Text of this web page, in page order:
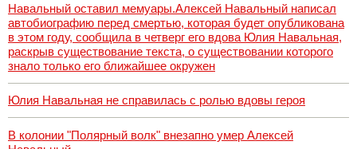
Навальный оставил мемуары.Алексей Навальный написал
автобиографию перед смертью, которая будет опубликована
в этом году, сообщила в четверг его вдова Юлия Навальная,
раскрыв существование текста, о существовании которого
знало только его ближайшее окружен
Юлия Навальная не справилась с ролью вдовы героя
В колонии "Полярный волк" внезапно умер Алексей